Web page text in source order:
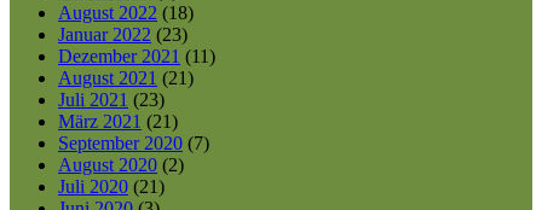
August 2022 (18)
Januar 2022 (23)
Dezember 2021 (11)
August 2021 (21)
Juli 2021 (23)
März 2021 (21)
September 2020 (7)
August 2020 (2)
Juli 2020 (21)